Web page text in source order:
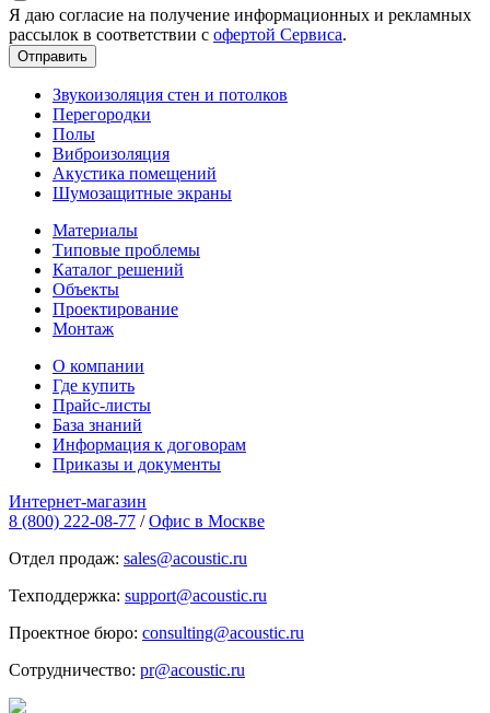
Я даю согласие на получение информационных и рекламных
рассылок в соответствии с офертой Сервиса.
Звукоизоляция стен и потолков
Перегородки
Полы
Виброизоляция
Акустика помещений
Шумозащитные экраны
Материалы
Типовые проблемы
Каталог решений
Объекты
Проектирование
Монтаж
О компании
Где купить
Прайс-листы
База знаний
Информация к договорам
Приказы и документы
Интернет-магазин
8 (800) 222-08-77 / Офис в Москве
Отдел продаж: sales@acoustic.ru
Техподдержка: support@acoustic.ru
Проектное бюро: consulting@acoustic.ru
Сотрудничество: pr@acoustic.ru